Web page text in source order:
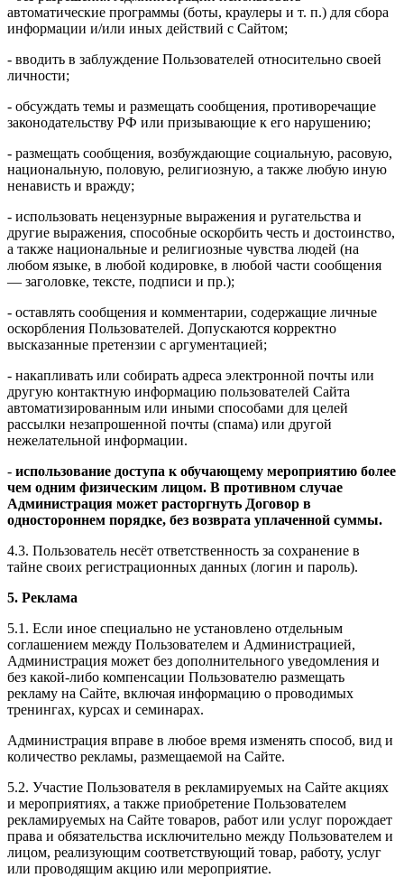
автоматические программы (боты, краулеры и т. п.) для сбора
информации и/или иных действий с Сайтом;
- вводить в заблуждение Пользователей относительно своей
личности;
- обсуждать темы и размещать сообщения, противоречащие
законодательству РФ или призывающие к его нарушению;
- размещать сообщения, возбуждающие социальную, расовую,
национальную, половую, религиозную, а также любую иную
ненависть и вражду;
- использовать нецензурные выражения и ругательства и
другие выражения, способные оскорбить честь и достоинство,
а также национальные и религиозные чувства людей (на
любом языке, в любой кодировке, в любой части сообщения
— заголовке, тексте, подписи и пр.);
- оставлять сообщения и комментарии, содержащие личные
оскорбления Пользователей. Допускаются корректно
высказанные претензии с аргументацией;
- накапливать или собирать адреса электронной почты или
другую контактную информацию пользователей Сайта
автоматизированным или иными способами для целей
рассылки незапрошенной почты (спама) или другой
нежелательной информации.
- использование доступа к обучающему мероприятию более
чем одним физическим лицом. В противном случае
Администрация может расторгнуть Договор в
одностороннем порядке, без возврата уплаченной суммы.
4.3. Пользователь несёт ответственность за сохранение в
тайне своих регистрационных данных (логин и пароль).
5. Реклама
5.1. Если иное специально не установлено отдельным
соглашением между Пользователем и Администрацией,
Администрация может без дополнительного уведомления и
без какой-либо компенсации Пользователю размещать
рекламу на Сайте, включая информацию о проводимых
тренингах, курсах и семинарах.
Администрация вправе в любое время изменять способ, вид и
количество рекламы, размещаемой на Сайте.
5.2. Участие Пользователя в рекламируемых на Сайте акциях
и мероприятиях, а также приобретение Пользователем
рекламируемых на Сайте товаров, работ или услуг порождает
права и обязательства исключительно между Пользователем и
лицом, реализующим соответствующий товар, работу, услуг
или проводящим акцию или мероприятие.